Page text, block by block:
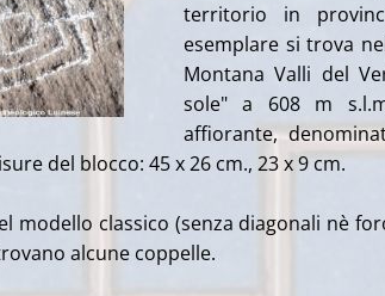
territorio in
esemplare si trova
Montana Valli del
sole" a 608 m
affiorante,
del blocco: 45 x 26 cm., 23 x 9 cm.
modello classico (senza diagonali nè
alcune coppelle.